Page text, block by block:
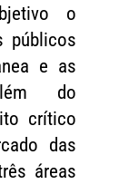
o
públicos
e as
do
crítico
das
áreas